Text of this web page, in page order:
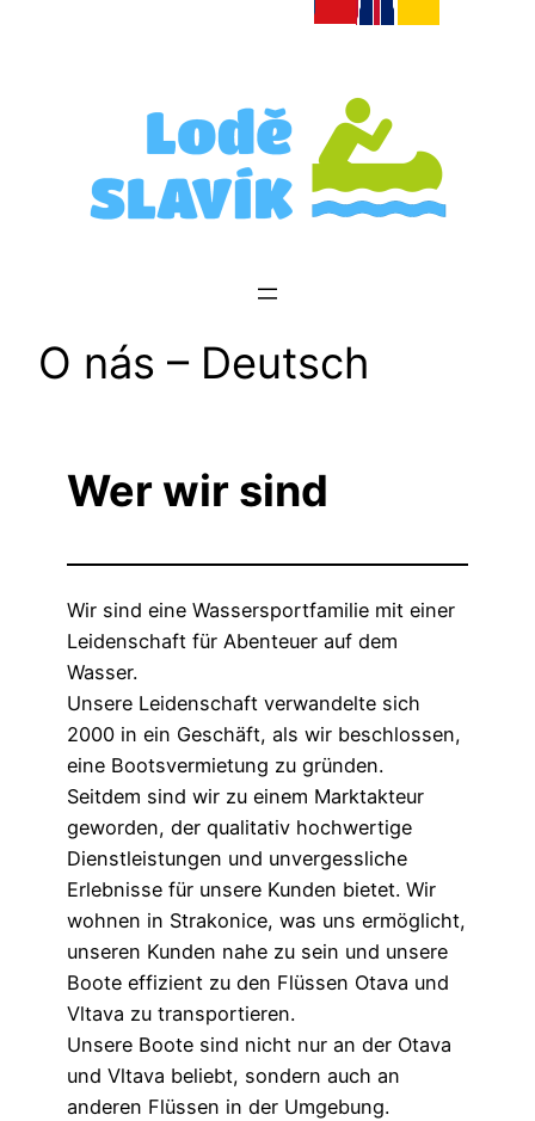
O nás – Deutsch
Wer wir sind
Wir sind eine Wassersportfamilie mit einer
Leidenschaft für Abenteuer auf dem
Wasser.
Unsere Leidenschaft verwandelte sich
2000 in ein Geschäft, als wir beschlossen,
eine Bootsvermietung zu gründen.
Seitdem sind wir zu einem Marktakteur
geworden, der qualitativ hochwertige
Dienstleistungen und unvergessliche
Erlebnisse für unsere Kunden bietet. Wir
wohnen in Strakonice, was uns ermöglicht,
unseren Kunden nahe zu sein und unsere
Boote effizient zu den Flüssen Otava und
Vltava zu transportieren.
Unsere Boote sind nicht nur an der Otava
und Vltava beliebt, sondern auch an
anderen Flüssen in der Umgebung.